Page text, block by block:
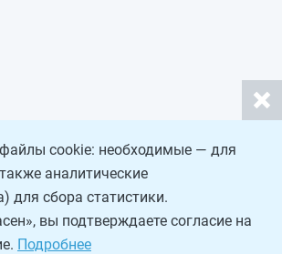
cookie: необходимые — для
аналитические
для сбора статистики.
вы подтверждаете согласие на
Подробнее